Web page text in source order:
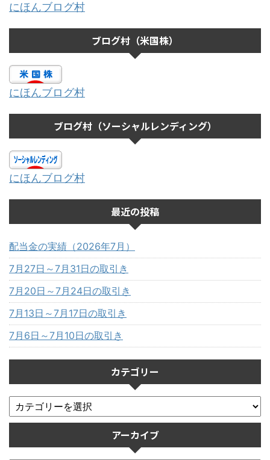
にほんブログ村
ブログ村（米国株）
にほんブログ村
ブログ村（ソーシャルレンディング）
にほんブログ村
最近の投稿
配当金の実績（2026年7月）
7月27日～7月31日の取引き
7月20日～7月24日の取引き
7月13日～7月17日の取引き
7月6日～7月10日の取引き
カテゴリー
アーカイブ